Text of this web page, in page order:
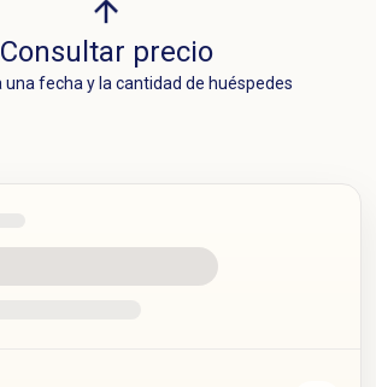
Consultar precio
una fecha y la cantidad de huéspedes